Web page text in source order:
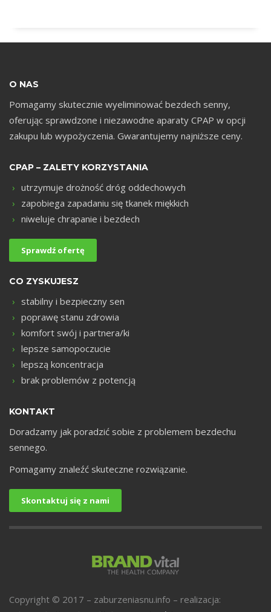
O NAS
Pomagamy skutecznie wyeliminować bezdech senny,
oferując sprawdzone i niezawodne aparaty CPAP w opcji
zakupu lub wypożyczenia. Gwarantujemy najniższe ceny.
CPAP – ZALETY KORZYSTANIA
utrzymuje drożność dróg oddechowych
zapobiega zapadaniu się tkanek miękkich
niweluje chrapanie i bezdech
Sprawdź ofertę
CO ZYSKUJESZ
stabilny i bezpieczny sen
poprawę stanu zdrowia
komfort swój i partnera/ki
lepsze samopoczucie
lepszą koncentracja
brak problemów z potencją
KONTAKT
Doradzamy jak poradzić sobie z problemem bezdechu
sennego.
Pomagamy znaleźć skuteczne rozwiązanie.
Skontaktuj się z nami
Copyright © 2017 – zaburzeniasnu.info – realizacja: